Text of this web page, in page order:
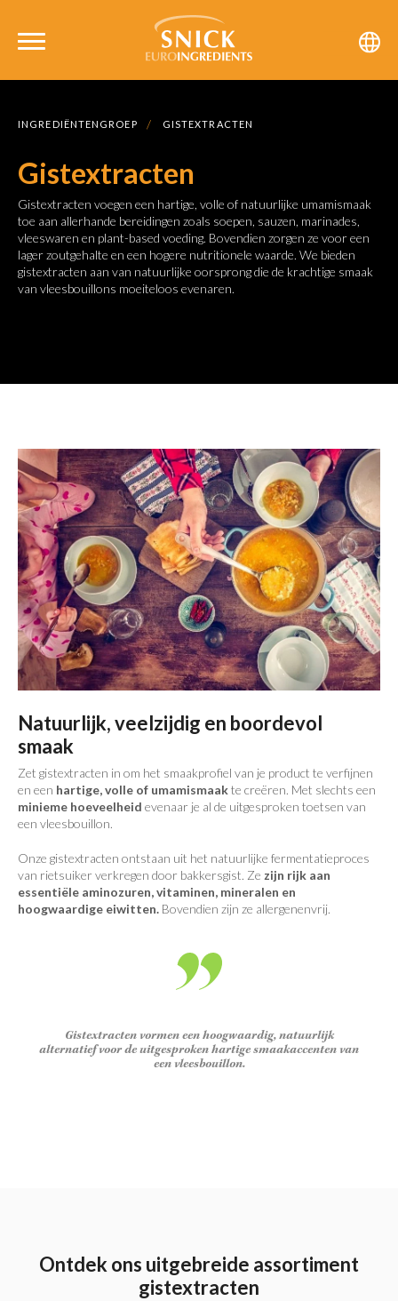
INGREDIËNTENGROEP GISTEXTRACTEN
Gistextracten
Gistextracten voegen een hartige, volle of natuurlijke umamismaak
toe aan allerhande bereidingen zoals soepen, sauzen, marinades,
vleeswaren en plant-based voeding. Bovendien zorgen ze voor een
lager zoutgehalte en een hogere nutritionele waarde. We bieden
gistextracten aan van natuurlijke oorsprong die de krachtige smaak
van vleesbouillons moeiteloos evenaren.
Natuurlijk, veelzijdig en boordevol
smaak
Zet gistextracten in om het smaakprofiel van je product te verfijnen
en een hartige, volle of umamismaakte creëren. Met slechts een
minieme hoeveelheid evenaar je al de uitgesproken toetsen van
een vleesbouillon.
Onze gistextracten ontstaan uit het natuurlijke fermentatieproces
van rietsuiker verkregen door bakkersgist. Ze zijn rijk aan
essentiële aminozuren, vitaminen, mineralen en
hoogwaardige eiwitten. Bovendien zijn ze allergenenvrij.
Gistextracten vormen een hoogwaardig, natuurlijk
alternatief voor de uitgesproken hartige smaakaccenten van
een vleesbouillon.
Ontdek ons uitgebreide assortiment
gistextracten